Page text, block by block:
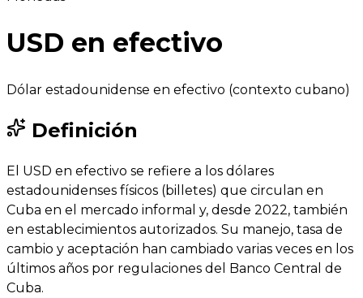
USD en efectivo
Dólar estadounidense en efectivo (contexto cubano)
Definición
El USD en efectivo se refiere a los dólares
estadounidenses físicos (billetes) que circulan en
Cuba en el mercado informal y, desde 2022, también
en establecimientos autorizados. Su manejo, tasa de
cambio y aceptación han cambiado varias veces en los
últimos años por regulaciones del Banco Central de
Cuba.